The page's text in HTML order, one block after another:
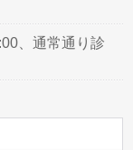
、通常通り診